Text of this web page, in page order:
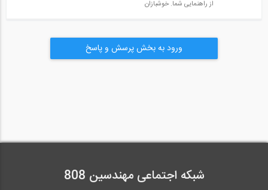
از راهنمایی شما. خوشبازان
ورود به بخش پرسش و پاسخ
شبکه اجتماعی مهندسین 808